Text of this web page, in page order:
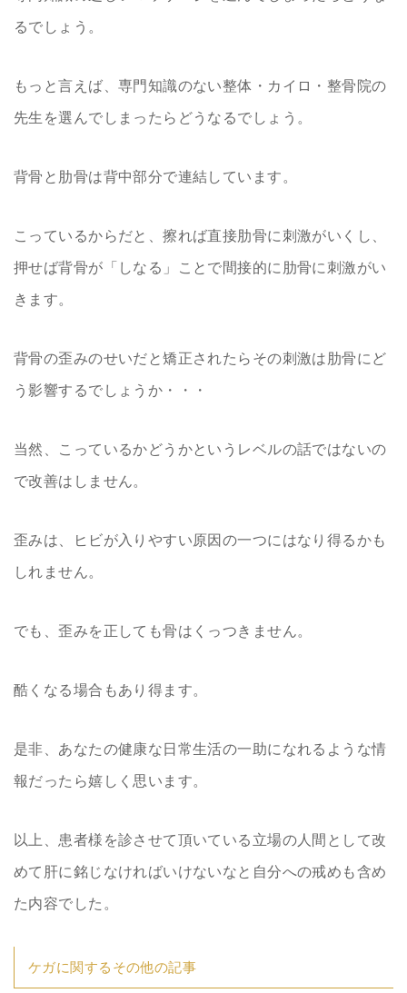
るでしょう。
もっと言えば、専門知識のない整体・カイロ・整骨院の
先生を選んでしまったらどうなるでしょう。
背骨と肋骨は背中部分で連結しています。
こっているからだと、擦れば直接肋骨に刺激がいくし、
押せば背骨が「しなる」ことで間接的に肋骨に刺激がい
きます。
背骨の歪みのせいだと矯正されたらその刺激は肋骨にど
う影響するでしょうか・・・
当然、こっているかどうかというレベルの話ではないの
で改善はしません。
歪みは、ヒビが入りやすい原因の一つにはなり得るかも
しれません。
でも、歪みを正しても骨はくっつきません。
酷くなる場合もあり得ます。
是非、あなたの健康な日常生活の一助になれるような情
報だったら嬉しく思います。
以上、患者様を診させて頂いている立場の人間として改
めて肝に銘じなければいけないなと自分への戒めも含め
た内容でした。
ケガに関するその他の記事